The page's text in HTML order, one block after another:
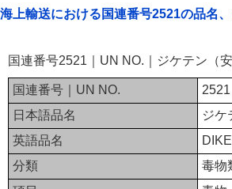
海上輸送における国連番号2521の品名
国連番号2521｜UN NO.｜ジケテン（
国連番号｜UN NO.
2521
日本語品名
ジケ
英語品名
分類
毒物